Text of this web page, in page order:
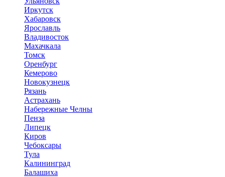
Иркутск
Хабаровск
Ярославль
Владивосток
Махачкала
Томск
Оренбург
Кемерово
Новокузнецк
Рязань
Астрахань
Набережные Челны
Пенза
Липецк
Киров
Чебоксары
Тула
Калининград
Балашиха